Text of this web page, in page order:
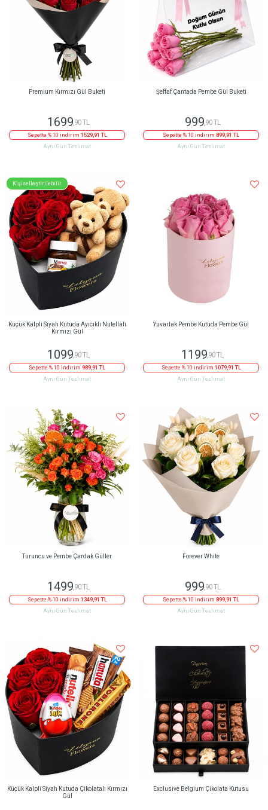
Premium Kırmızı Gül Buketi
1699,90 TL
Sepette % 10 indirim 1529,91 TL
Aynı Gün Teslimat
Şeffaf Çantada Pembe Gül Buketi
999,90 TL
Sepette % 10 indirim 899,91 TL
Aynı Gün Teslimat
Kişiselleştirilebilir
Küçük Kalpli Siyah Kutuda Ayıcıklı Nutellalı
Kırmızı Gül
1099 ,90 TL
Sepette % 10 indirim 989,91 TL
Aynı Gün Teslimat
Yuvarlak Pembe Kutuda Pembe Gül
1199 ,90 TL
Sepette % 10 indirim 1079,91 TL
Aynı Gün Teslimat
Turuncu ve Pembe Çardak Güller
1499,90 TL
Sepette % 10 indirim 1349,91 TL
Aynı Gün Teslimat
Forever White
999,90 TL
Sepette % 10 indirim 899,91 TL
Aynı Gün Teslimat
Küçük Kalpli Siyah Kutuda Çikolatalı Kırmızı
Gül
Exclusive Belgium Çikolata Kutusu